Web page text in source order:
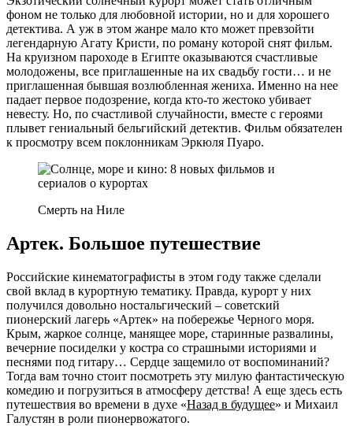
фоном не только для любовной истории, но и для хорошего
детектива. А уж в этом жанре мало кто может превзойти
легендарную Агату Кристи, по роману которой снят фильм.
На круизном пароходе в Египте оказываются счастливые
молодожены, все приглашенные на их свадьбу гости… и не
приглашенная бывшая возлюбленная жениха. Именно на нее
падает первое подозрение, когда кто-то жестоко убивает
невесту. Но, по счастливой случайности, вместе с героями
плывет гениальный бельгийский детектив. Фильм обязателен
к просмотру всем поклонникам Эркюля Пуаро.
Смерть на Ниле
Артек. Большое путешествие
Российские кинематографисты в этом году также сделали
свой вклад в курортную тематику. Правда, курорт у них
получился довольно ностальгический – советский
пионерский лагерь «Артек» на побережье Черного моря.
Крым, жаркое солнце, манящее море, старинные развалины,
вечерние посиделки у костра со страшными историями и
песнями под гитару… Сердце защемило от воспоминаний?
Тогда вам точно стоит посмотреть эту милую фантастическую
комедию и погрузиться в атмосферу детства! А еще здесь есть
путешествия во времени в духе «Назад в будущее» и Михаил
Галустян в роли пионервожатого.